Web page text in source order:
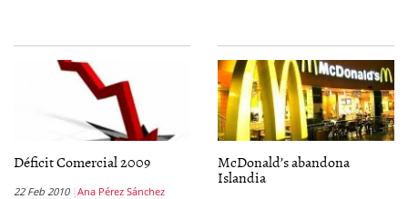
Déficit Comercial 2009
22 Feb 2010 Ana Pérez Sánchez
McDonald’s abandona
Islandia